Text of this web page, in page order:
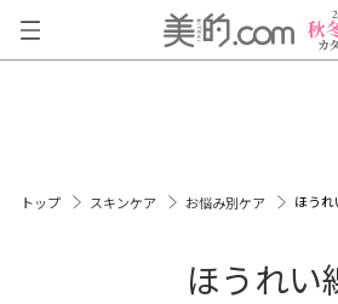
トップ スキンケア お悩み別ケア ほうれ
ほうれい